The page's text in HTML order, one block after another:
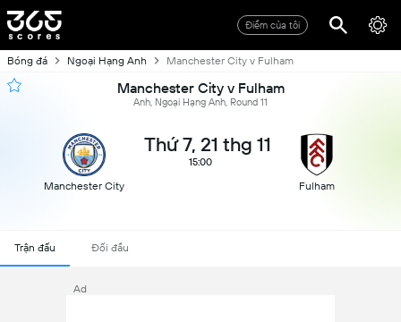
Điểm của tôi
Bóng đá Ngoại Hạng Anh Manchester City v Fulham
Manchester City v Fulham
Anh, Ngoại Hạng Anh, Round 11
Manchester City
Thứ 7, 21 thg 11
15:00
Fulham
Trận đấu Đối đầu
Ad